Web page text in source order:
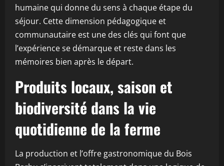
humaine qui donne du sens à chaque étape du
séjour. Cette dimension pédagogique et
communautaire est une des clés qui font que
l’expérience se démarque et reste dans les
mémoires bien après le départ.
Produits locaux, saison et
biodiversité dans la vie
quotidienne de la ferme
La production et l’offre gastronomique du Bois